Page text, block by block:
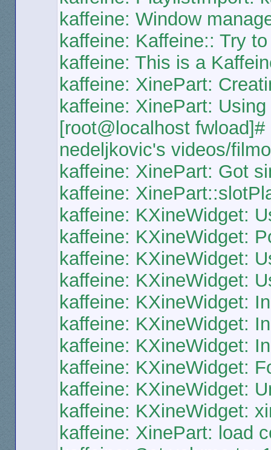
kaffeine: Window
kaffeine: Kaffeine:: Try
kaffeine: This is a
kaffeine: XinePart:
kaffeine: XinePart:
[root@localhost
nedeljkovic's videos/
kaffeine: XinePart: Got
kaffeine:
kaffeine: KXineWidget:
kaffeine: KXineWidget:
kaffeine: KXineWidget:
kaffeine: KXineWidget:
kaffeine: KXineWidget:
kaffeine: KXineWidget:
kaffeine: KXineWidget:
kaffeine: KXineWidget:
kaffeine: KXineWidget:
kaffeine: KXineWidget:
kaffeine: XinePart: load